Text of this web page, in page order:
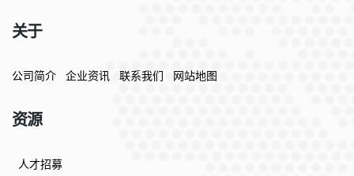
关于
公司简介 企业资讯 联系我们 网站地图
资源
人才招募